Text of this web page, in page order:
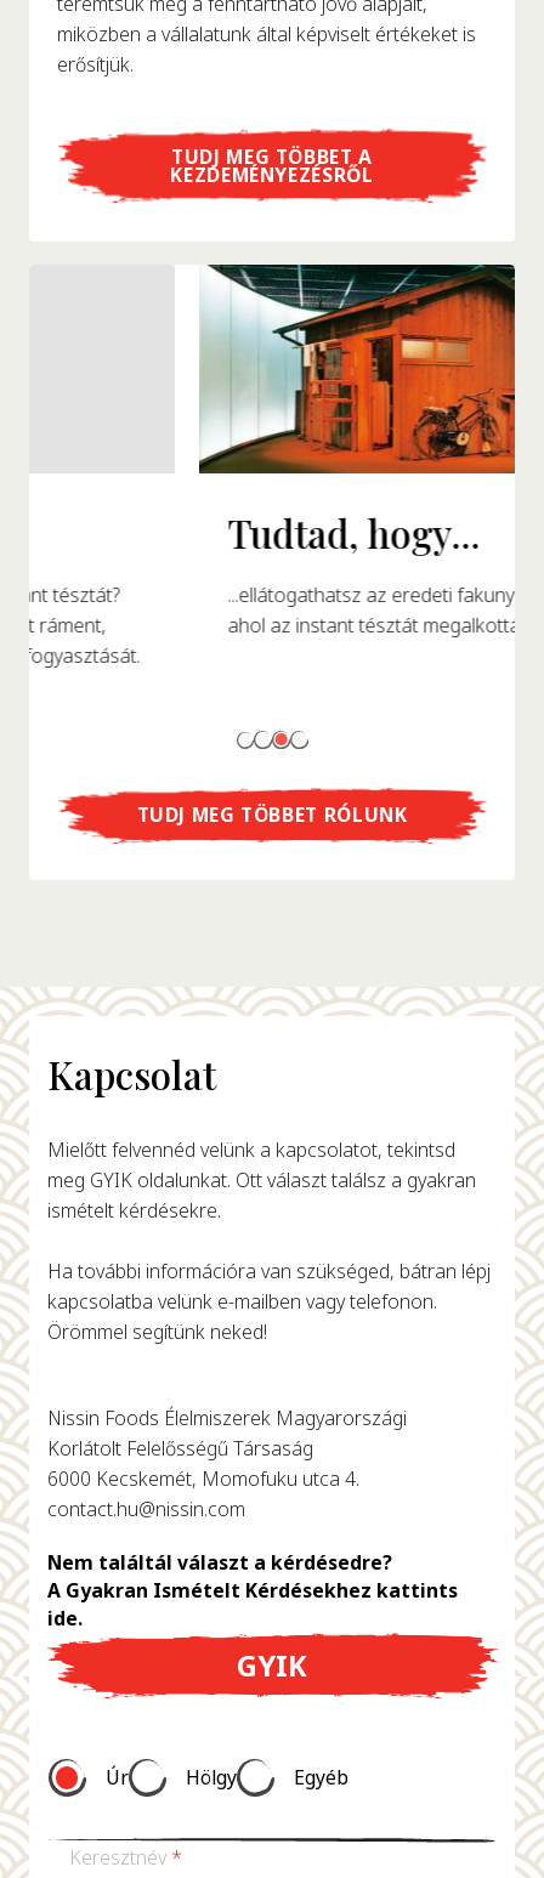
miközben a vállalatunk által képviselt értékeket is
erősítjük.
TUDJ MEG TÖBBET A
KEZDEMÉNYEZÉSRŐL
Tudtad, hogy...
...ellátogathatsz az eredeti fakunyhó replikájába,
ahol az instant tésztát megalkották?
TUDJ MEG TÖBBET RÓLUNK
Kapcsolat
Mielőtt felvennéd velünk a kapcsolatot, tekintsd
meg GYIK oldalunkat. Ott választ találsz a gyakran
ismételt kérdésekre.
Ha további információra van szükséged, bátran lépj
kapcsolatba velünk e-mailben vagy telefonon.
Örömmel segítünk neked!
Nissin Foods Élelmiszerek Magyarországi
Korlátolt Felelősségű Társaság
6000 Kecskemét, Momofuku utca 4.
contact.hu@nissin.com
Nem találtál választ a kérdésedre?
A Gyakran Ismételt Kérdésekhez kattints
ide.
GYIK
Úr Hölgy Egyéb
Keresztnév *